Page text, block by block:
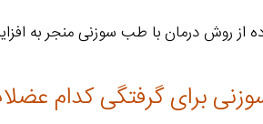
از روش درمان با طب سوزنی منجر به
برای گرفتگی کدام